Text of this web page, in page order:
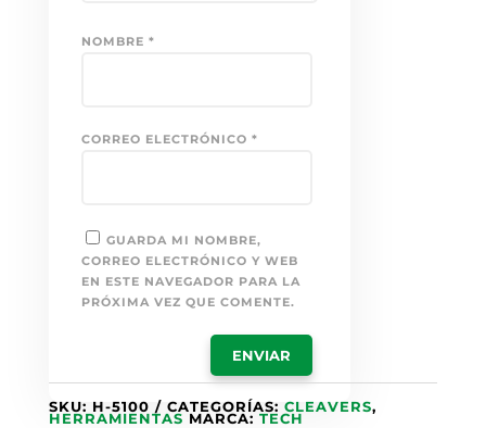
NOMBRE *
CORREO ELECTRÓNICO *
GUARDA MI NOMBRE,
CORREO ELECTRÓNICO Y WEB
EN ESTE NAVEGADOR PARA LA
PRÓXIMA VEZ QUE COMENTE.
SKU: H-5100 CATEGORÍAS: CLEAVERS,
HERRAMIENTAS MARCA: TECH